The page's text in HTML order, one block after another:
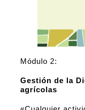
Módulo 2:
Gestión de la
agrícolas